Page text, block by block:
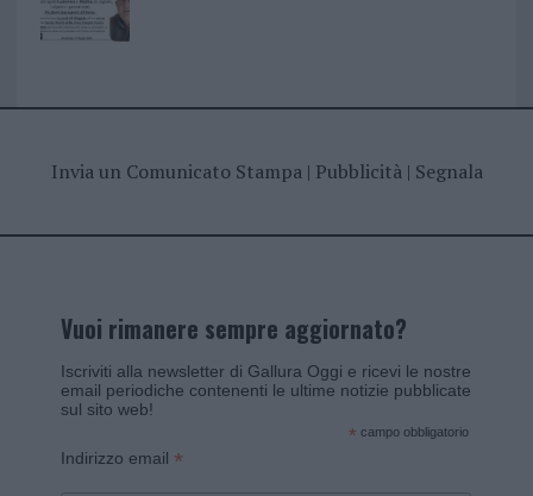
Invia un Comunicato Stampa| Pubblicità| Segnala
Vuoi rimanere sempre aggiornato?
Iscriviti alla newsletter di Gallura Oggi e ricevi le nostre
email periodiche contenenti le ultime notizie pubblicate
sul sito web!
* campo obbligatorio
Indirizzo email *